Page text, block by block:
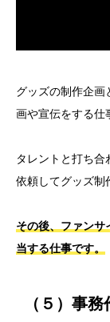
グッズの制作企画
画や宣伝をする仕
タレントと打ち
依頼してグッズ制
その後、ファンサ
当する仕事です。
（５）事